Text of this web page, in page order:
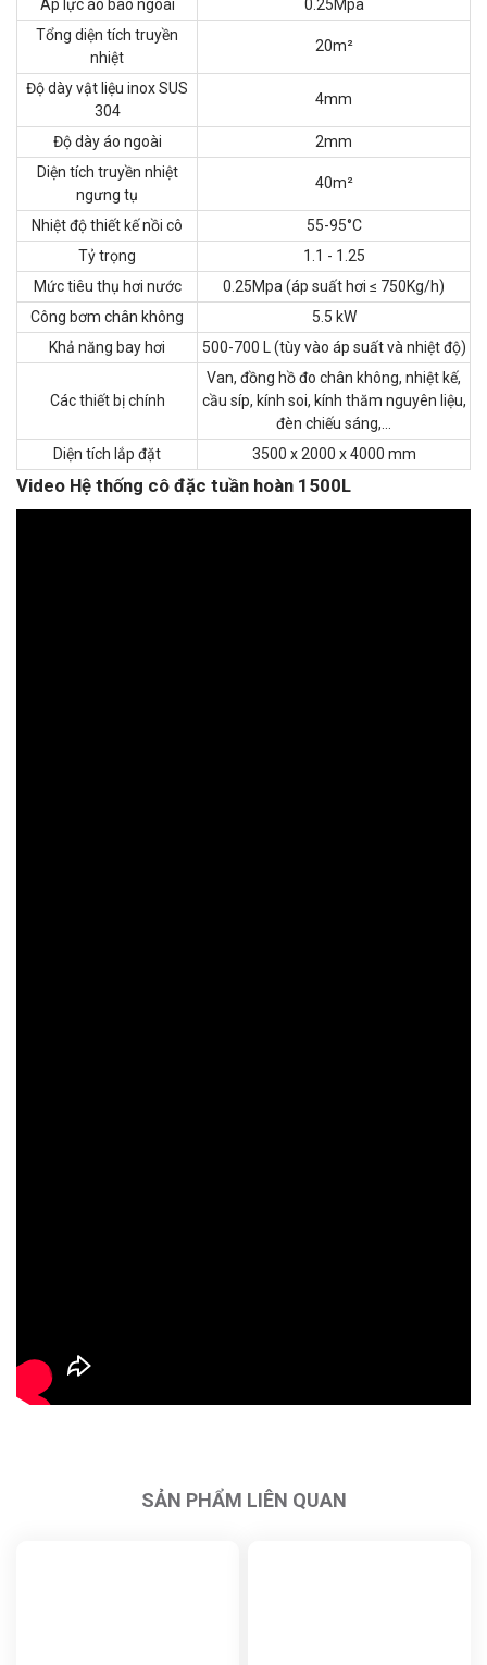
Áp lực áo bao ngoài
0.25Mpa
Tổng diện tích truyền
nhiệt
20m²
Độ dày vật liệu inox SUS
304
4mm
Độ dày áo ngoài
2mm
Diện tích truyền nhiệt
ngưng tụ
40m²
Nhiệt độ thiết kế nồi cô
55-95°C
Tỷ trọng
1.1 - 1.25
Mức tiêu thụ hơi nước
0.25Mpa (áp suất hơi ≤ 750Kg/h)
Công bơm chân không
5.5 kW
Khả năng bay hơi
500-700 L (tùy vào áp suất và nhiệt độ)
Các thiết bị chính
Van, đồng hồ đo chân không, nhiệt kế,
cầu síp, kính soi, kính thăm nguyên liệu,
đèn chiếu sáng,...
Diện tích lắp đặt
3500 x 2000 x 4000 mm
Video Hệ thống cô đặc tuần hoàn 1500L
SẢN PHẨM LIÊN QUAN